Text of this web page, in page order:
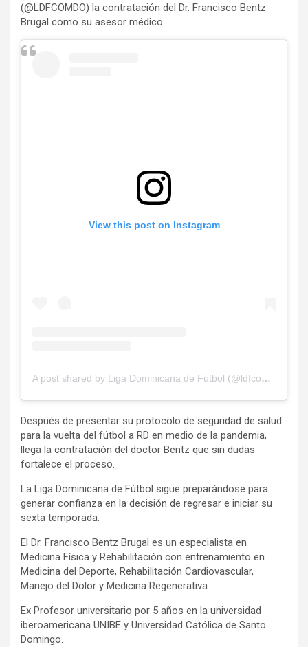
(@LDFCOMDO) la contratación del Dr. Francisco Bentz
Brugal como su asesor médico.
View this post on Instagram
A post shared by Liga Dominicana de Fútbol (@ldfcomdo)
Después de presentar su protocolo de seguridad de salud
para la vuelta del fútbol a RD en medio de la pandemia,
llega la contratación del doctor Bentz que sin dudas
fortalece el proceso.
La Liga Dominicana de Fútbol sigue preparándose para
generar confianza en la decisión de regresar e iniciar su
sexta temporada.
El Dr. Francisco Bentz Brugal es un especialista en
Medicina Física y Rehabilitación con entrenamiento en
Medicina del Deporte, Rehabilitación Cardiovascular,
Manejo del Dolor y Medicina Regenerativa.
Ex Profesor universitario por 5 años en la universidad
iberoamericana UNIBE y Universidad Católica de Santo
Domingo.